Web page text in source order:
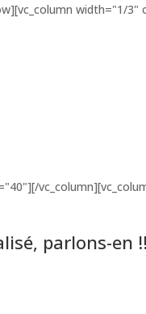
width="1/
parlons-en !!